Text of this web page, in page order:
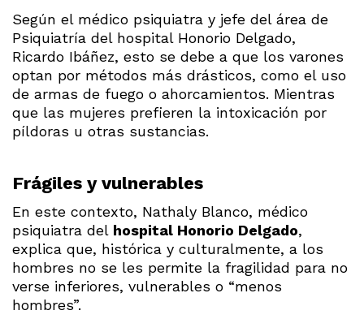
Según el médico psiquiatra y jefe del área de
Psiquiatría del hospital Honorio Delgado,
Ricardo Ibáñez, esto se debe a que los varones
optan por métodos más drásticos, como el uso
de armas de fuego o ahorcamientos. Mientras
que las mujeres prefieren la intoxicación por
píldoras u otras sustancias.
Frágiles y vulnerables
En este contexto, Nathaly Blanco, médico
psiquiatra del hospital Honorio Delgado,
explica que, histórica y culturalmente, a los
hombres no se les permite la fragilidad para no
verse inferiores, vulnerables o “menos
hombres”.